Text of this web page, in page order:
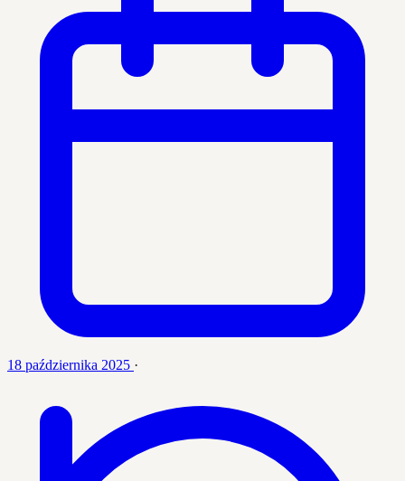
18 października 2025 ·